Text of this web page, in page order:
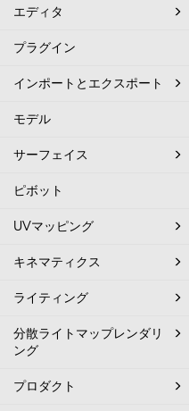
エディタ
プラグイン
インポートとエクスポート
モデル
サーフェイス
ピボット
UVマッピング
キネマティクス
ライティング
分散ライトマップレンダリ
ング
プロダクト